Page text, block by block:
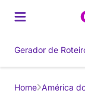
Gerador de
Home América